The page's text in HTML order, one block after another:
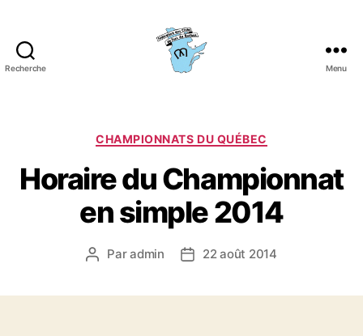
Recherche
de
du
Québec
(FCFQ)
Menu
Catégories
CHAMPIONNATS DU QUÉBEC
Horaire du Championnat
en simple 2014
Auteur
Paradmin
Date22 août 2014